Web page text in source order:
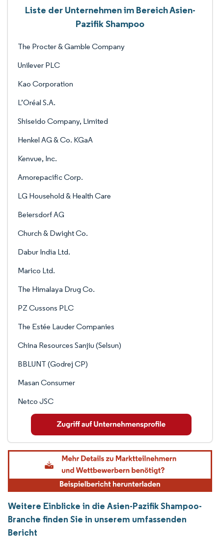
Liste der Unternehmen im Bereich Asien-
Pazifik Shampoo
The Procter & Gamble Company
Unilever PLC
Kao Corporation
L’Oréal S.A.
Shiseido Company, Limited
Henkel AG & Co. KGaA
Kenvue, Inc.
Amorepacific Corp.
LG Household & Health Care
Beiersdorf AG
Church & Dwight Co.
Dabur India Ltd.
Marico Ltd.
The Himalaya Drug Co.
PZ Cussons PLC
The Estée Lauder Companies
China Resources Sanjiu (Selsun)
BBLUNT (Godrej CP)
Masan Consumer
Netco JSC
Weitere Einblicke in die Asien-Pazifik Shampoo-
Branche finden Sie in unserem umfassenden
Bericht